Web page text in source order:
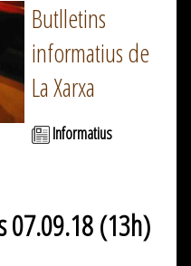
Butlletins
informatius de
La Xarxa
Informatius
07.09.18 (13h)